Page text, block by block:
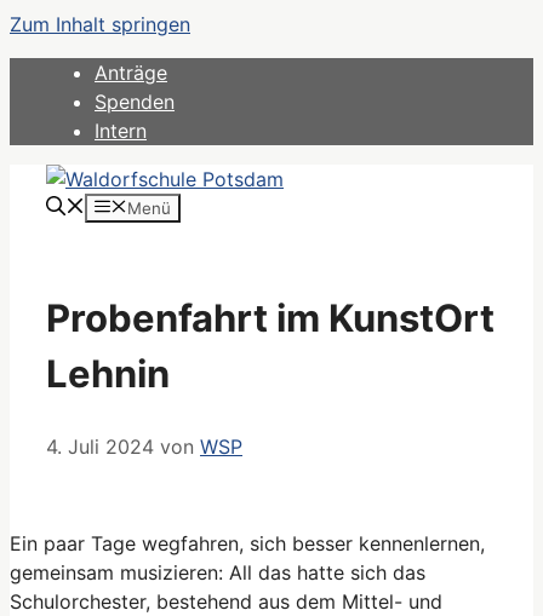
Zum Inhalt springen
Anträge
Spenden
Intern
Menü
Probenfahrt im KunstOrt
Lehnin
4. Juli 2024 von WSP
Ein paar Tage wegfahren, sich besser kennenlernen,
gemeinsam musizieren: All das hatte sich das
Schulorchester, bestehend aus dem Mittel- und